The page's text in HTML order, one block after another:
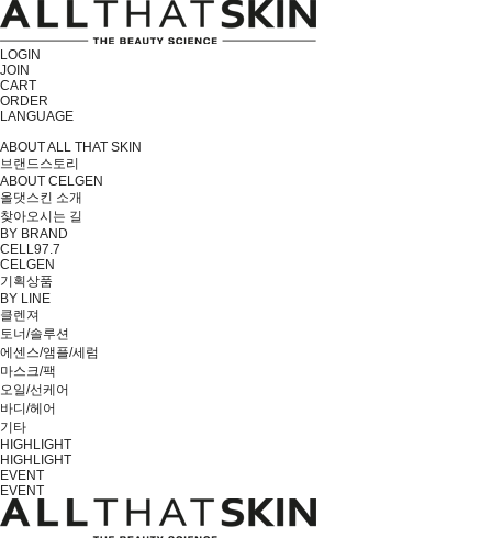
LOGIN
JOIN
CART
ORDER
LANGUAGE
ABOUT ALL THAT SKIN
브랜드스토리
ABOUT CELGEN
올댓스킨 소개
찾아오시는 길
BY BRAND
CELL97.7
CELGEN
기획상품
BY LINE
클렌져
토너/솔루션
에센스/앰플/세럼
마스크/팩
오일/선케어
바디/헤어
기타
HIGHLIGHT
HIGHLIGHT
EVENT
EVENT